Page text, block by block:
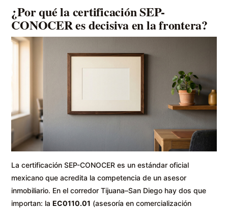
¿Por qué la certificación SEP-
CONOCER es decisiva en la frontera?
La certificación SEP-CONOCER es un estándar oficial
mexicano que acredita la competencia de un asesor
inmobiliario. En el corredor Tijuana–San Diego hay dos que
importan: laEC0110.01 (asesoría en comercialización